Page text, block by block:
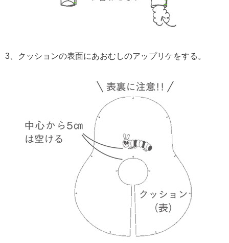
3、クッションの表面にあおむしのアップリケをする。